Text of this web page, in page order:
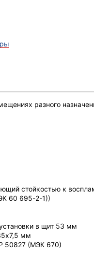
разного
стойкостью к
60 695-2-1))
в щит 53 мм
мм
50827 (МЭК 670)